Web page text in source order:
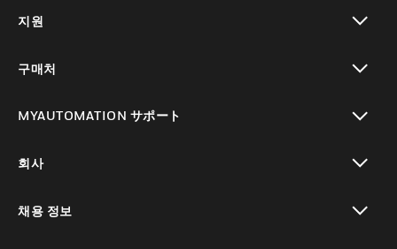
지원
구매처
MYAUTOMATION サポート
회사
채용 정보